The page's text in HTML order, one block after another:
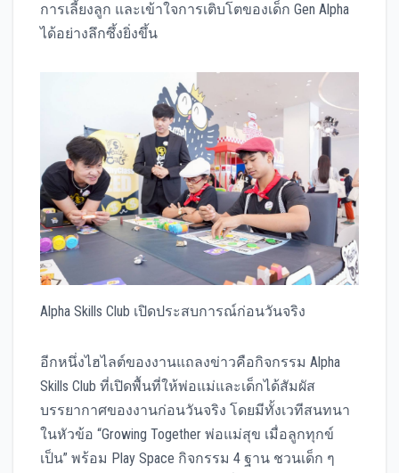
การเลี้ยงลูก และเข้าใจการเติบโตของเด็ก Gen Alpha
ได้อย่างลึกซึ้งยิ่งขึ้น
Alpha Skills Club เปิดประสบการณ์ก่อนวันจริง
อีกหนึ่งไฮไลต์ของงานแถลงข่าวคือกิจกรรม Alpha
Skills Club ที่เปิดพื้นที่ให้พ่อแม่และเด็กได้สัมผัส
บรรยากาศของงานก่อนวันจริง โดยมีทั้งเวทีสนทนา
ในหัวข้อ “Growing Together พ่อแม่สุข เมื่อลูกทุกข์
เป็น” พร้อม Play Space กิจกรรม 4 ฐาน ชวนเด็ก ๆ